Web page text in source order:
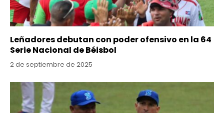
Leñadores debutan con poder ofensivo en la 64
Serie Nacional de Béisbol
2 de septiembre de 2025